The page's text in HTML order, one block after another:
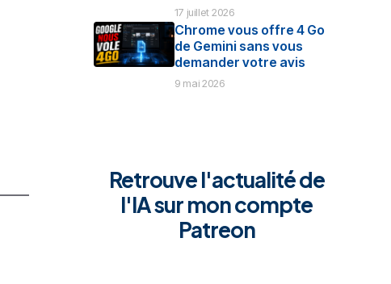
17 juillet 2026
Chrome vous offre 4 Go
de Gemini sans vous
demander votre avis
9 mai 2026
Retrouve l'actualité de
l'IA surmon compte
Patreon